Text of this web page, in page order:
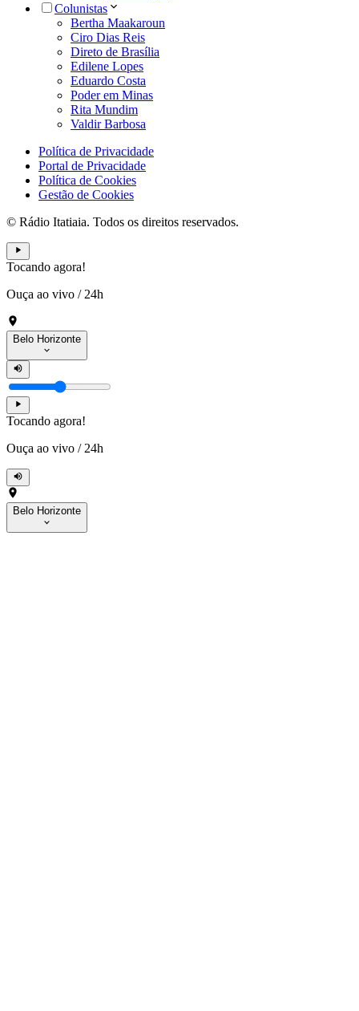
Colunistas
Bertha Maakaroun
Ciro Dias Reis
Direto de Brasília
Edilene Lopes
Eduardo Costa
Poder em Minas
Rita Mundim
Valdir Barbosa
Política de Privacidade
Portal de Privacidade
Política de Cookies
Gestão de Cookies
© Rádio Itatiaia. Todos os direitos reservados.
Tocando agora!
Ouça ao vivo / 24h
Belo Horizonte
Tocando agora!
Ouça ao vivo / 24h
Belo Horizonte